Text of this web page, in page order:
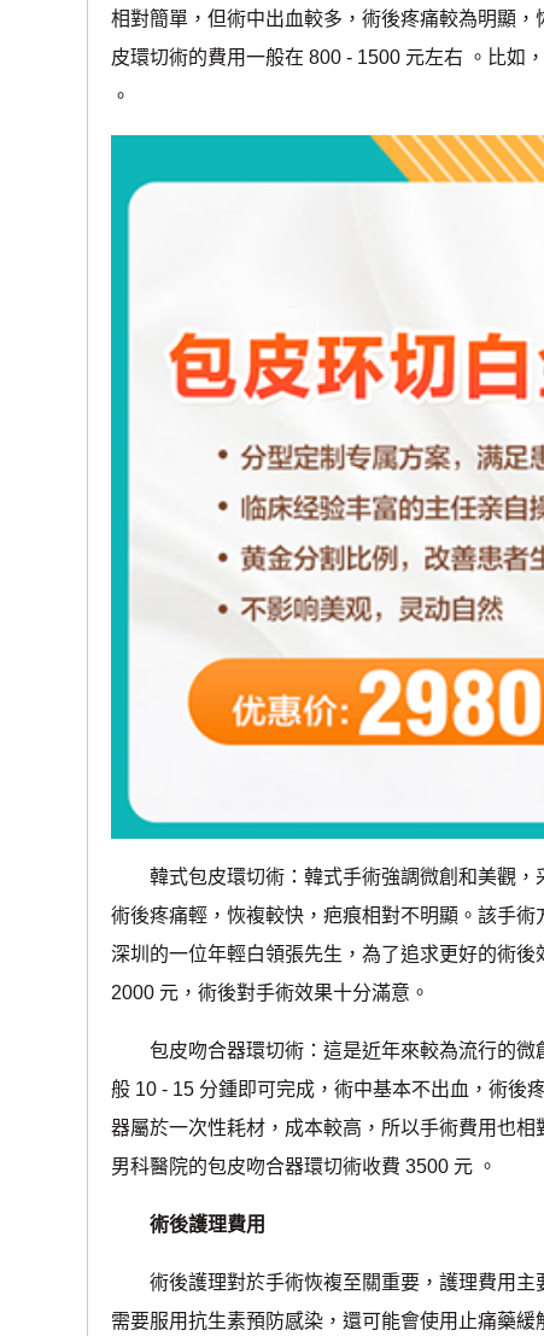
相對簡單，但術中出血較多，術後疼痛較為明顯
皮環切術的費用一般在 800 - 1500 元左右 。比如
。
韓式包皮環切術：韓式手術強調微創和美觀，
術後疼痛輕，恢複較快，疤痕相對不明顯。該手
深圳的一位年輕白領張先生，為了追求更好的術
2000 元，術後對手術效果十分滿意。
包皮吻合器環切術：這是近年來較為流行的微
般 10 - 15 分鍾即可完成，術中基本不出血，術後
器屬於一次性耗材，成本較高，所以手術費用也
男科醫院的包皮吻合器環切術收費 3500 元 。
術後護理費用
術後護理對於手術恢複至關重要，護理費用主
需要服用抗生素預防感染，還可能會使用止痛藥